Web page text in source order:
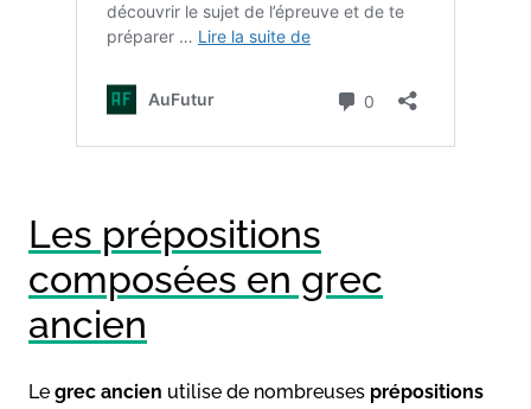
Les prépositions
composées en grec
ancien
Le grec ancien utilise de nombreuses prépositions